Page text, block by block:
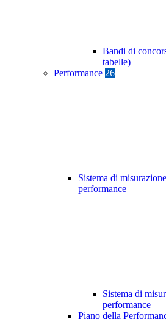
Bandi di
tabelle)
Performance 26
Sistema di
performance
Sistema di
performance
Piano della